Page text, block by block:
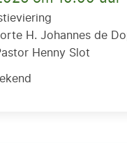
H. Johannes de
Henny Slot